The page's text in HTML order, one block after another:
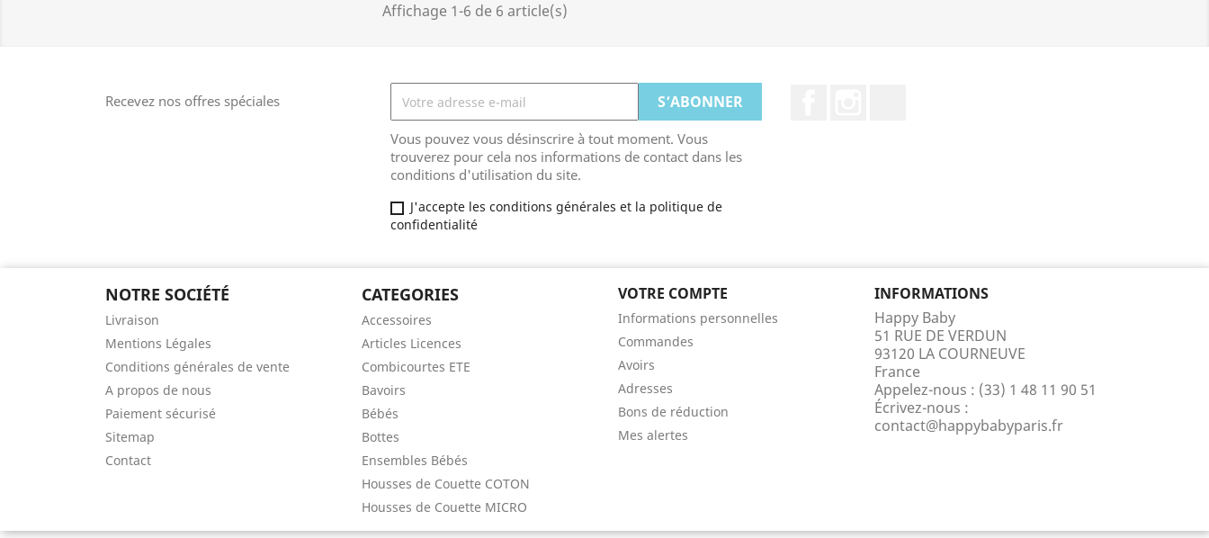
Affichage 1-6 de 6 article(s)
Recevez nos offres spéciales
Vous pouvez vous désinscrire à tout moment. Vous
trouverez pour cela nos informations de contact dans les
conditions d'utilisation du site.
J'accepte les conditions générales et la politique de
confidentialité
NOTRE SOCIÉTÉ
Livraison
Mentions Légales
Conditions générales de vente
A propos de nous
Paiement sécurisé
Sitemap
Contact
CATEGORIES
Accessoires
Articles Licences
Combicourtes ETE
Bavoirs
Bébés
Bottes
Ensembles Bébés
Housses de Couette COTON
Housses de Couette MICRO
VOTRE COMPTE
Informations personnelles
Commandes
Avoirs
Adresses
Bons de réduction
Mes alertes
INFORMATIONS
Happy Baby
51 RUE DE VERDUN
93120 LA COURNEUVE
France
Appelez-nous : (33) 1 48 11 90 51
Écrivez-nous :
contact@happybabyparis.fr